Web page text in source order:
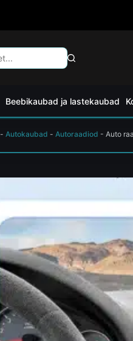
Beebikaubad ja lastekaubad
-Autokaubad -Autoraadiod -Auto